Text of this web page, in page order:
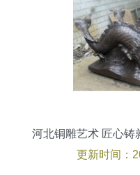
河北铜雕艺术 匠心铸
更新时间：